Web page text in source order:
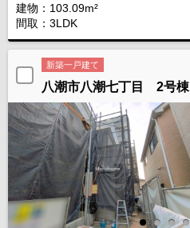
建物：103.09m²
間取：3LDK
新築一戸建て
八潮市八潮七丁目 2号棟